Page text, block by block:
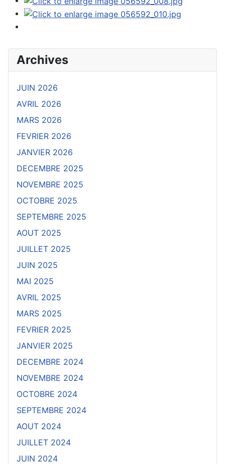
Archives
JUIN 2026
AVRIL 2026
MARS 2026
FEVRIER 2026
JANVIER 2026
DECEMBRE 2025
NOVEMBRE 2025
OCTOBRE 2025
SEPTEMBRE 2025
AOUT 2025
JUILLET 2025
JUIN 2025
MAI 2025
AVRIL 2025
MARS 2025
FEVRIER 2025
JANVIER 2025
DECEMBRE 2024
NOVEMBRE 2024
OCTOBRE 2024
SEPTEMBRE 2024
AOUT 2024
JUILLET 2024
JUIN 2024